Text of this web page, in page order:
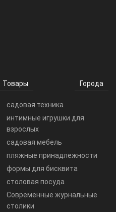
Товары Города
садовая техника
интимные игрушки для
взрослых
садовая мебель
пляжные принадлежности
формы для бисквита
столовая посуда
Современные журнальные
столики